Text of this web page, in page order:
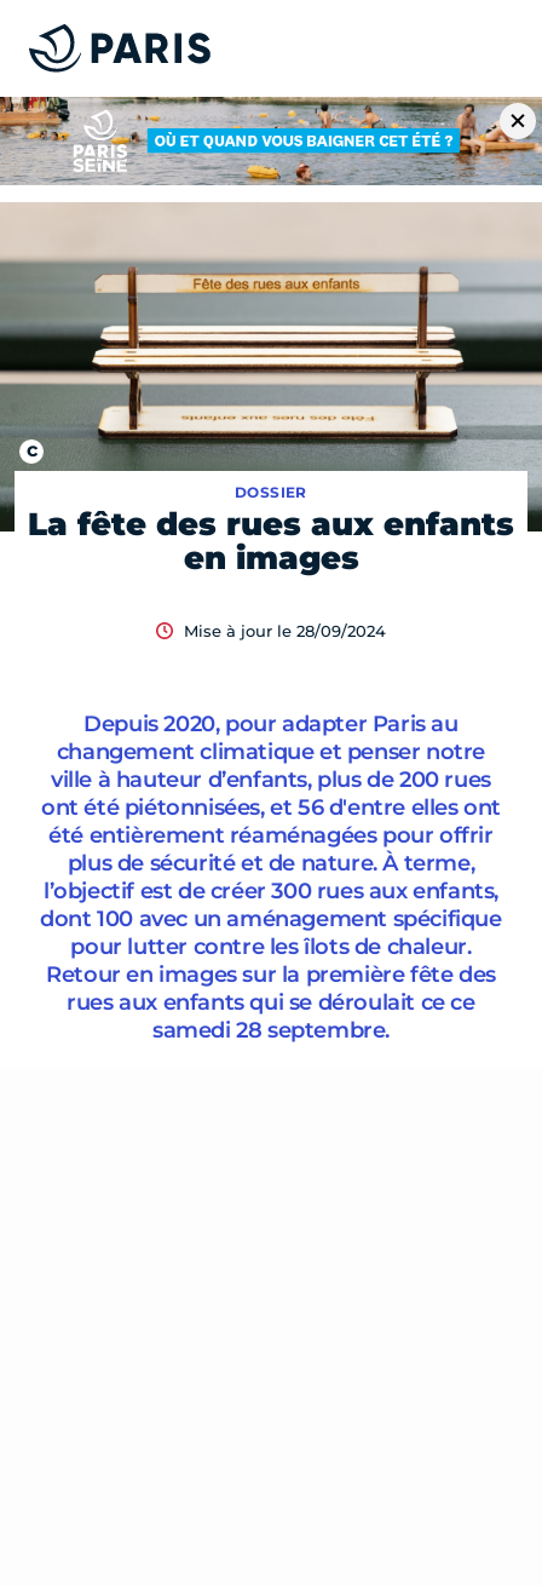
La fête des rues aux enfants
en images
DOSSIER
Mise à jour le 28/09/2024
Depuis 2020, pour adapter Paris au
changement climatique et penser notre
ville à hauteur d’enfants, plus de 200 rues
ont été piétonnisées, et 56 d'entre elles ont
été entièrement réaménagées pour offrir
plus de sécurité et de nature. À terme,
l’objectif est de créer 300 rues aux enfants,
dont 100 avec un aménagement spécifique
pour lutter contre les îlots de chaleur.
Retour en images sur la première fête des
rues aux enfants qui se déroulait ce ce
samedi 28 septembre.